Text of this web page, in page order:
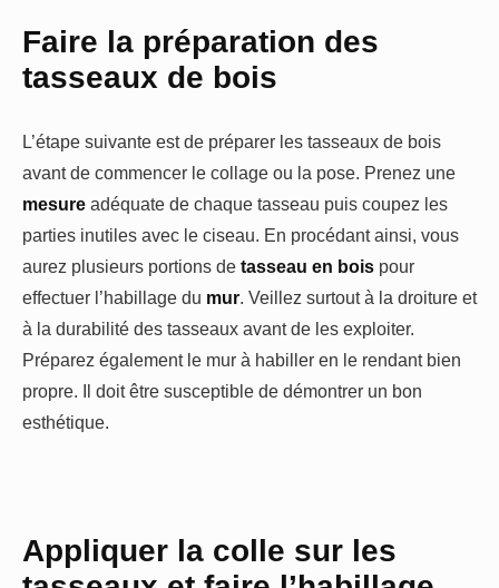
Faire la préparation des
tasseaux de bois
L’étape suivante est de préparer les tasseaux de bois
avant de commencer le collage ou la pose. Prenez une
mesure adéquate de chaque tasseau puis coupez les
parties inutiles avec le ciseau. En procédant ainsi, vous
aurez plusieurs portions de tasseau en bois pour
effectuer l’habillage du mur. Veillez surtout à la droiture et
à la durabilité des tasseaux avant de les exploiter.
Préparez également le mur à habiller en le rendant bien
propre. Il doit être susceptible de démontrer un bon
esthétique.
Appliquer la colle sur les